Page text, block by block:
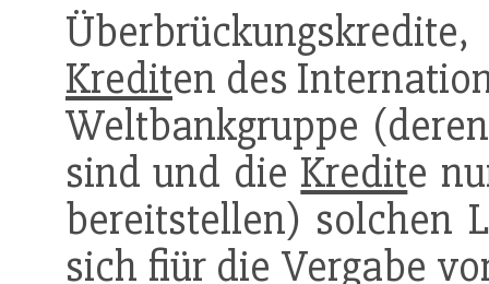
Krediten des
Weltbankgruppe
sind und die Kredite
bereitstellen) solchen
sich fiür die Vergabe